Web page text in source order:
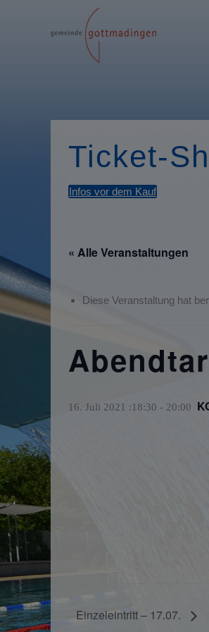
Ticket-
Infos vor dem Kauf
« Alle Veranstaltungen
Diese Veranstaltung hat
16. Juli 2021 :18:30 - 20:00
Einzeleintritt – 17.07.